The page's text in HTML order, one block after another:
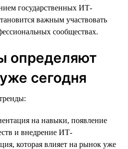
государственных ИТ-
важным участвовать
сообществах.
определяют
сегодня
на навыки, появление
и внедрение ИТ-
которая влияет на рынок уже